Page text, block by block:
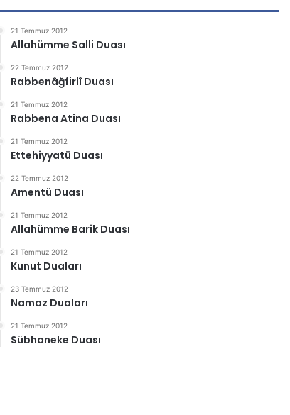
21 Temmuz 2012
Allahümme Salli Duası
22 Temmuz 2012
Rabbenâğfirlî Duası
21 Temmuz 2012
Rabbena Atina Duası
21 Temmuz 2012
Ettehiyyatü Duası
22 Temmuz 2012
Amentü Duası
21 Temmuz 2012
Allahümme Barik Duası
21 Temmuz 2012
Kunut Duaları
23 Temmuz 2012
Namaz Duaları
21 Temmuz 2012
Sübhaneke Duası